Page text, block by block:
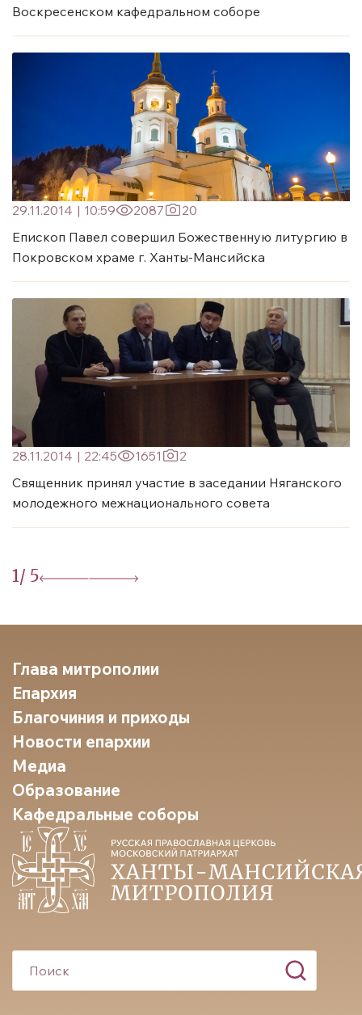
Воскресенском кафедральном соборе
29.11.2014 | 10:59 2087
20
Епископ Павел совершил Божественную литургию в
Покровском храме г. Ханты-Мансийска
28.11.2014 | 22:45 1651
2
Священник принял участие в заседании Няганского
молодежного межнационального совета
1/ 5
Глава митрополии
Епархия
Благочиния и приходы
Новости епархии
Медиа
Образование
Кафедральные соборы